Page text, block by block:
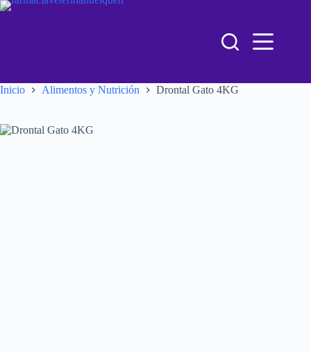
Inicio Alimentos y Nutrición Drontal Gato 4KG